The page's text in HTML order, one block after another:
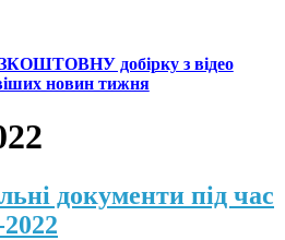
добірку з відео
новин тижня
документи під час